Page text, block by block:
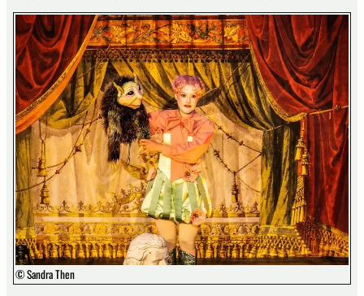
© Sandra Then